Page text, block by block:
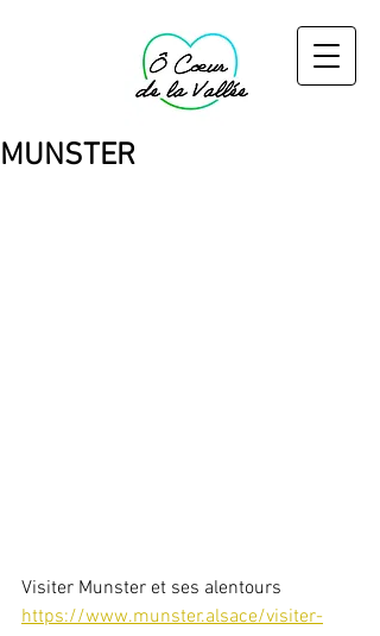
MUNSTER
Visiter Munster et ses alentours
https://www.munster.alsace/visiter-